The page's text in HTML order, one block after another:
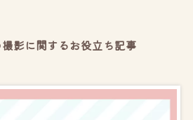
影に関するお役立ち記事